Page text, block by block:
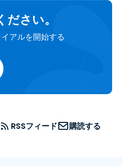
さい。
アルを開始する
RSSフィード 購読する